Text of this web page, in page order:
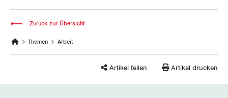
Themen Arbeit
Zurück zur Übersicht
Artikel teilen Artikel drucken